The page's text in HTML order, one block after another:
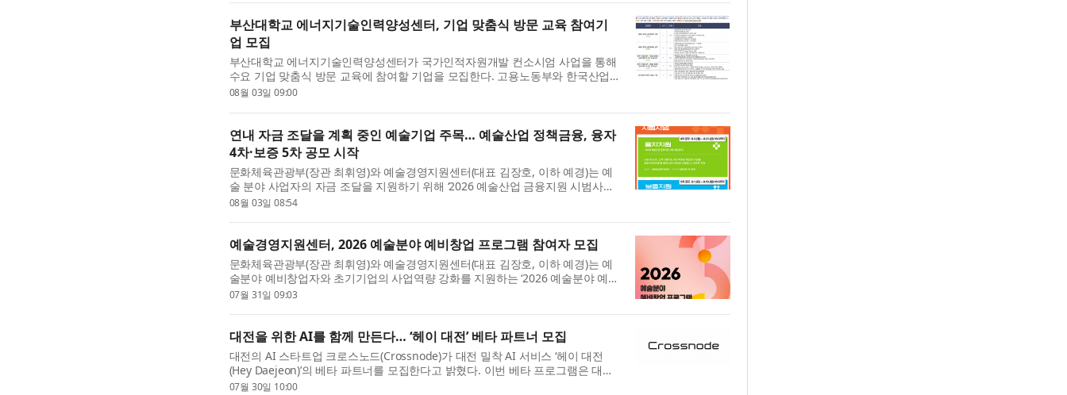
부산대학교 에너지기술인력양성센터, 기업 맞춤식 방문 교육 참여기
업 모집
부산대학교 에너지기술인력양성센터가 국가인적자원개발 컨소시엄 사업을 통해
수요 기업 맞춤식 방문 교육에 참여할 기업을 모집한다. 고용노동부와 한국산업
인력공단이 후원하는 이번 기업 맞춤식 강좌는 총 10개다. 신청 기업을 직접 방문
08월 03일 09:00
연내 자금 조달을 계획 중인 예술기업 주목… 예술산업 정책금융, 융자
4차·보증 5차 공모 시작
문화체육관광부(장관 최휘영)와 예술경영지원센터(대표 김장호, 이하 예경)는 예
술 분야 사업자의 자금 조달을 지원하기 위해 ‘2026 예술산업 금융지원 시범사업
융자 4차 공모’(이하 융자 공모)와 ‘2026 예술산업보증 5차(8월) 공모’(이하 보증 공
08월 03일 08:54
예술경영지원센터, 2026 예술분야 예비창업 프로그램 참여자 모집
문화체육관광부(장관 최휘영)와 예술경영지원센터(대표 김장호, 이하 예경)는 예
술분야 예비창업자와 초기기업의 사업역량 강화를 지원하는 ‘2026 예술분야 예비
창업 프로그램’ 참여자를 오는 8월 10일(월) 오후 6시까지 모집한다고 31일 밝혔
07월 31일 09:03
대전을 위한 AI를 함께 만든다… ‘헤이 대전’ 베타 파트너 모집
대전의 AI 스타트업 크로스노드(Crossnode)​가 대전 밀착 AI 서비스 ‘헤이 대전
(Hey Daejeon)’​의 베타 파트너를 모집한다고 밝혔다. 이번 베타 프로그램은 대전
에서 활동하는 스타트업, 예비창업자, 소상공인 등을 대상으로 진행되며, 참가자
07월 30일 10:00